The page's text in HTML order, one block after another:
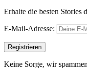
Erhalte die besten Stories
E-Mail-Adresse:
Keine Sorge, wir